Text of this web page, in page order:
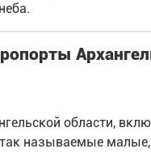
области,
называемые малые,